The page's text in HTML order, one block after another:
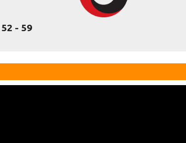
52 - 59